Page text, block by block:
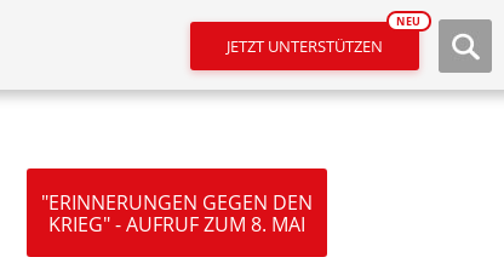
JETZT UNTERSTÜTZEN
NEU
"ERINNERUNGEN GEGEN DEN
KRIEG" - AUFRUF ZUM 8. MAI